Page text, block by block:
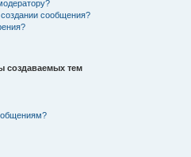
сообщения?
создаваемых тем